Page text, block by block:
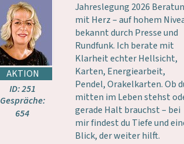
ID: 251
Gespräche:
654
Jahreslegung 2026
mit Herz – auf hohem
bekannt durch Presse und
Rundfunk. Ich berate mit
Klarheit echter Hellsicht,
Karten, Energiearbeit,
Pendel, Orakelkarten. Ob
mitten im Leben stehst
gerade Halt brauchst – bei
mir findest du Tiefe und
Blick, der weiter hilft.